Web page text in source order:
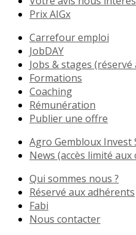
Prix AIGx
Carrefour emploi
JobDAY
Jobs & stages
Formations
Coaching
Rémunération
Publier une offre
Agro Gembloux Invest
News (accès limité
Qui sommes nous ?
Réservé aux adhérents
Fabi
Nous contacter